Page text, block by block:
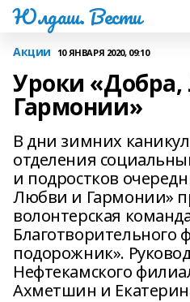
Юлдаш. Вести
Акции 10 ЯНВАРЯ 2020, 09:10
Уроки
Гармонии»
В дни зимних
отделения
и подростков
Любви и Гармонии»
волонтерская
Благотворительного
подорожник».
Нефтекамского
Ахметшин и